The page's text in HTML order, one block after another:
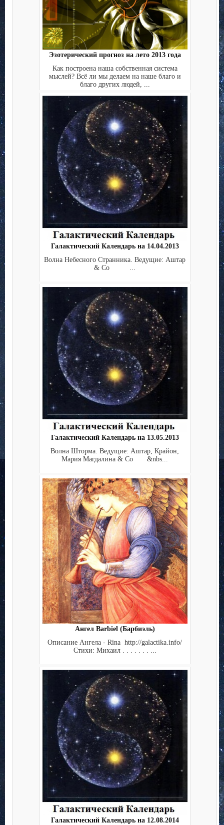
Эзотерический прогноз на лето 2013 года
Как построена наша собственная система
мыслей? Всё ли мы делаем на наше благо и
благо других людей, ...
Галактический Календарь на 14.04.2013
Волна Небесного Странника. Ведущие: Аштар
& Co ...
Галактический Календарь на 13.05.2013
Волна Шторма. Ведущие: Аштар, Крайон,
Мария Магдалина & Co &nbs...
Ангел Barbiel (Барбиэль)
Описание Ангела - Rina http://galactika.info/
Стихи: Михаил . . . . . . . ...
Галактический Календарь на 12.08.2014